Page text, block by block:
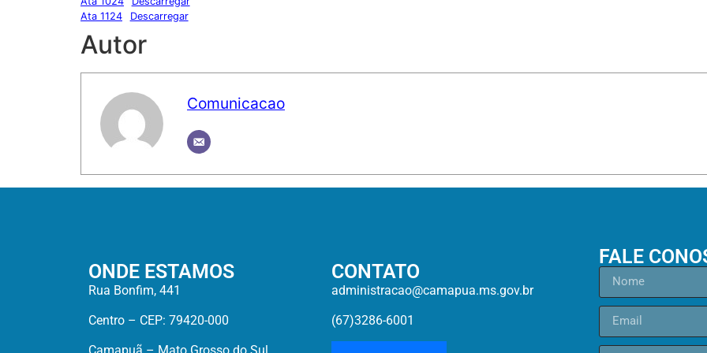
Ata 1124
Descarregar
Autor
Comunicacao
ONDE ESTAMOS
Rua Bonfim, 441
Centro – CEP: 79420-000
CONTATO
administracao@camapua.ms.gov.br
(67)3286-6001
FALE